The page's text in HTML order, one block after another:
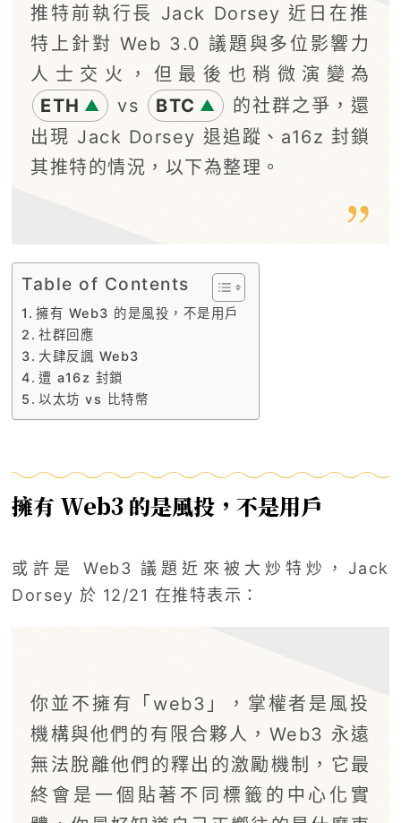
推特前執行長 Jack Dorsey 近日在推
特上針對 Web 3.0 議題與多位影響力
人士交火，但最後也稍微演變為
ETH ▲ vs BTC ▲
的社群之爭，還
出現 Jack Dorsey 退追蹤、a16z 封鎖
其推特的情況，以下為整理。
Table of Contents
擁有 Web3 的是風投，不是用戶
社群回應
大肆反諷 Web3
遭 a16z 封鎖
以太坊 vs 比特幣
擁有 Web3 的是風投，不是用戶
或許是 Web3 議題近來被大炒特炒，Jack
Dorsey 於 12/21 在推特表示：
你並不擁有「web3」，掌權者是風投
機構與他們的有限合夥人，Web3 永遠
無法脫離他們的釋出的激勵機制，它最
終會是一個貼著不同標籤的中心化實